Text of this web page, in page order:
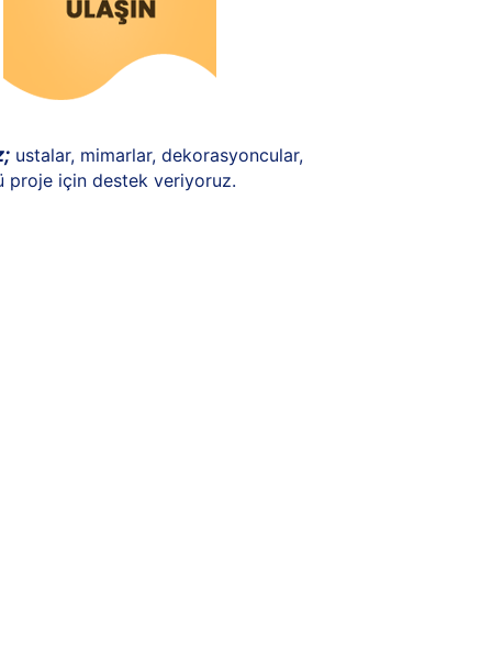
ustalar, mimarlar, dekorasyoncular,
proje için destek veriyoruz.